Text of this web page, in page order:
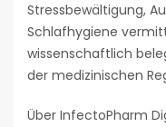
Stressbewältigung,
Schlafhygiene
wissenschaftlich
der medizinischen
Über InfectoPharm